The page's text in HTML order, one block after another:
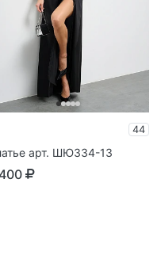
44
арт. ШЮ334-13